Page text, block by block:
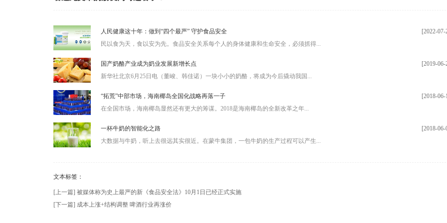
人民健康这十年：做到“四个最严” 守护食品安全
[2022-07-
民以食为天，食以安为先。食品安全关系每个人的身体健康和生命安全，必须抓得...
国产奶酪产业成为奶业发展新增长点
[2019-06-
新华社北京6月25日电（董峻、韩佳诺）一块小小的奶酪，将成为今后撬动我国...
“拓荒”中部市场，海南椰岛全国化战略再落一子
[2018-06-
在全国市场，海南椰岛显然还有更大的筹谋。2018是海南椰岛的全新改革之年...
一杯牛奶的智能化之路
[2018-06-
大数据与牛奶，听上去很远其实很近。在蒙牛集团，一包牛奶的生产过程可以产生...
文本标签：
[上一篇] 被媒体称为史上最严的新《食品安全法》10月1日已经正式实施
[下一篇] 成本上涨+结构调整 啤酒行业再涨价